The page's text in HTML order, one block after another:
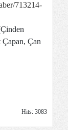
713214-
Çan
Hits: 3083